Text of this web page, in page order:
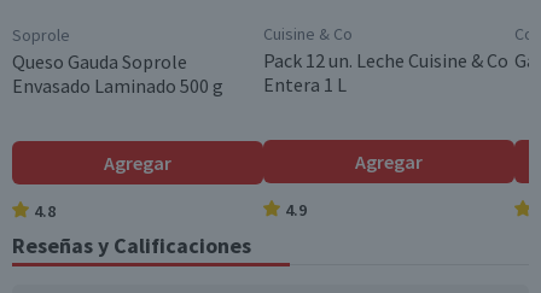
Aroma
Sin Aroma
Garantía Mínima Legal
Garantía Proveedor
Válida hasta su fecha de caducidad
Soprole
Queso Gauda Soprole
Envasado Laminado 500 g
Agregar
4.8
Cuisine & Co
Pack 12 un. Leche Cuisine & Co
Entera 1 L
Agregar
4.9
Reseñas y Calificaciones